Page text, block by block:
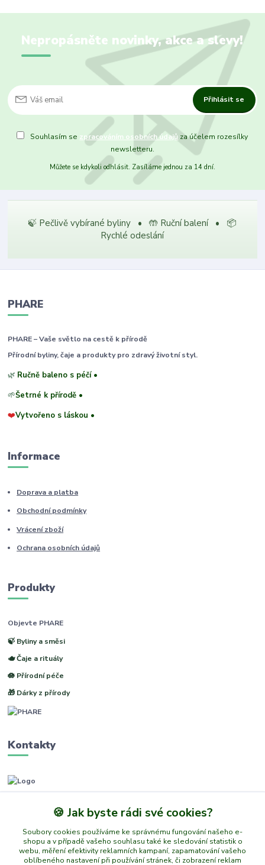
Nepropásněte novinky, akce a slevy!
Přihlásit se
Souhlasím se zpracováním osobních údajů za účelem rozesílky
newsletteru.
Můžete se kdykoli odhlásit. Zasíláme jednou za 14 dní.
🍃 Pečlivě vybírané byliny • 🤲 Ruční balení • 📦
Rychlé odeslání
PHARE
PHARE – Vaše světlo na cestě k přírodě
Přírodní byliny, čaje a produkty pro zdravý životní styl.
🌿 Ručně baleno s péčí •
🌱Šetrné k přírodě •
❤️Vytvořeno s láskou •
Informace
Doprava a platba
Obchodní podmínky
Vrácení zboží
Ochrana osobních údajů
Produkty
Objevte PHARE
🍃 Byliny a směsi
🫖 Čaje a rituály
🪷 Přírodní péče
🎁 Dárky z přírody
Kontakty
(Po-Pá, 8-14 hod.)
info@phare.cz
🍪 Jak byste rádi své cookies?
Soubory cookies používáme ke správnému fungování našeho e-
shopu a v případě vašeho souhlasu také ke sledování statistik o
webu, měření efektivity reklamních kampaní, zapamatování vašeho
oblíbeného nastavení při používání stránek, či zobrazení reklam